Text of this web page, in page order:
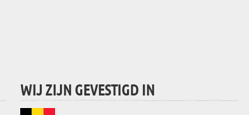
WIJ ZIJN GEVESTIGD IN